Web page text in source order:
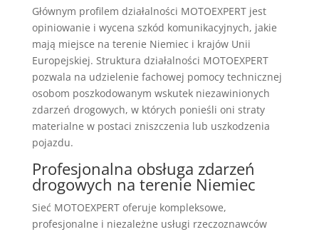
Głównym profilem działalności MOTOEXPERT jest
opiniowanie i wycena szkód komunikacyjnych, jakie
mają miejsce na terenie Niemiec i krajów Unii
Europejskiej. Struktura działalności MOTOEXPERT
pozwala na udzielenie fachowej pomocy technicznej
osobom poszkodowanym wskutek niezawinionych
zdarzeń drogowych, w których ponieśli oni straty
materialne w postaci zniszczenia lub uszkodzenia
pojazdu.
Profesjonalna obsługa zdarzeń
drogowych na terenie Niemiec
Sieć MOTOEXPERT oferuje kompleksowe,
profesjonalne i niezależne usługi rzeczoznawców